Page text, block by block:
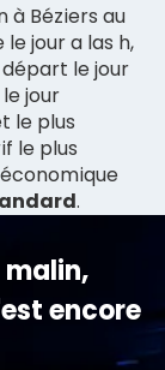
à Béziers au
jour a las h,
le jour
jour
le plus
le plus
.
encore